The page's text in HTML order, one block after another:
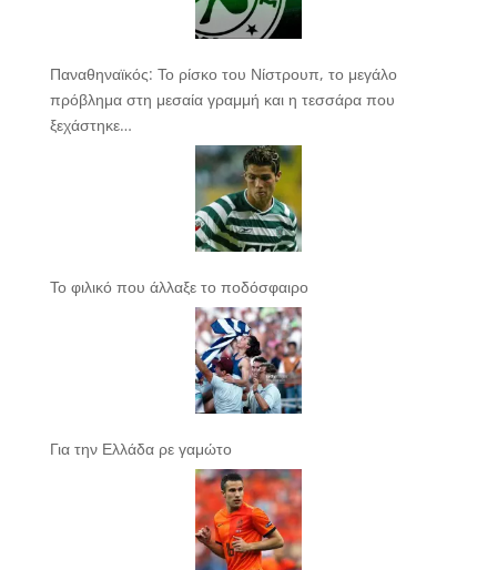
Παναθηναϊκός: Το ρίσκο του Νίστρουπ, το μεγάλο
πρόβλημα στη μεσαία γραμμή και η τεσσάρα που
ξεχάστηκε…
Το φιλικό που άλλαξε το ποδόσφαιρο
Για την Ελλάδα ρε γαμώτο